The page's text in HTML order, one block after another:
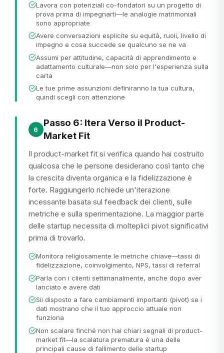
Lavora con potenziali co-fondatori su un progetto di
prova prima di impegnarti—le analogie matrimoniali
sono appropriate
Avere conversazioni esplicite su equità, ruoli, livello di
impegno e cosa succede se qualcuno se ne va
Assumi per attitudine, capacità di apprendimento e
adattamento culturale—non solo per l'esperienza sulla
carta
Le tue prime assunzioni definiranno la tua cultura,
quindi scegli con attenzione
6
Passo 6: Itera Verso il Product-
Market Fit
Il product-market fit si verifica quando hai costruito
qualcosa che le persone desiderano così tanto che
la crescita diventa organica e la fidelizzazione è
forte. Raggiungerlo richiede un'iterazione
incessante basata sul feedback dei clienti, sulle
metriche e sulla sperimentazione. La maggior parte
delle startup necessita di molteplici pivot significativi
prima di trovarlo.
Monitora religiosamente le metriche chiave—tassi di
fidelizzazione, coinvolgimento, NPS, tassi di referral
Parla con i clienti settimanalmente, anche dopo aver
lanciato e avere dati
Sii disposto a fare cambiamenti importanti (pivot) se i
dati mostrano che il tuo approccio attuale non
funziona
Non scalare finché non hai chiari segnali di product-
market fit—la scalatura prematura è una delle
principali cause di fallimento delle startup